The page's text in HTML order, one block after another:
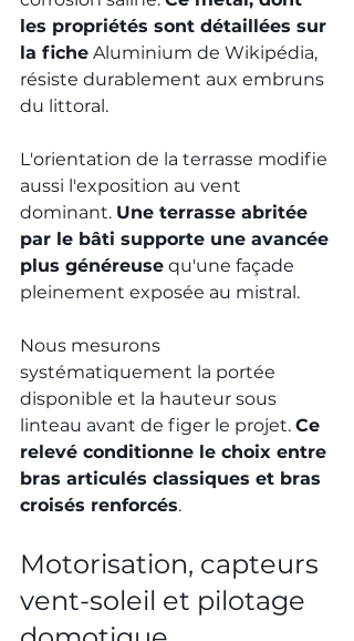
les propriétés sont détaillées sur
la fiche Aluminium de Wikipédia,
résiste durablement aux embruns
du littoral.
L'orientation de la terrasse modifie
aussi l'exposition au vent
dominant. Une terrasse abritée
par le bâti supporte une avancée
plus généreuse qu'une façade
pleinement exposée au mistral.
Nous mesurons
systématiquement la portée
disponible et la hauteur sous
linteau avant de figer le projet. Ce
relevé conditionne le choix entre
bras articulés classiques et bras
croisés renforcés.
Motorisation, capteurs
vent-soleil et pilotage